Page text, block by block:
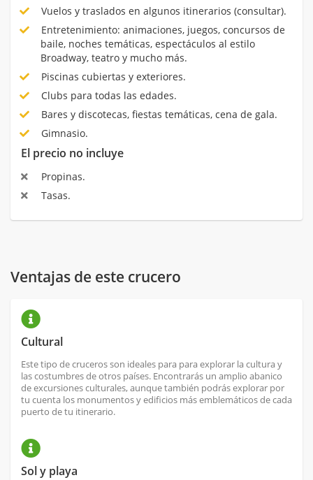
Vuelos y traslados en algunos itinerarios (consultar).
Entretenimiento: animaciones, juegos, concursos de
baile, noches temáticas, espectáculos al estilo
Broadway, teatro y mucho más.
Piscinas cubiertas y exteriores.
Clubs para todas las edades.
Bares y discotecas, fiestas temáticas, cena de gala.
Gimnasio.
El precio no incluye
Propinas.
Tasas.
Ventajas de este crucero
Cultural
Este tipo de cruceros son ideales para para explorar la cultura y
las costumbres de otros países. Encontrarás un amplio abanico
de excursiones culturales, aunque también podrás explorar por
tu cuenta los monumentos y edificios más emblemáticos de cada
puerto de tu itinerario.
Sol y playa